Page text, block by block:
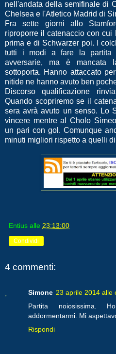
nell'andata della semifinale di
Chelsea e l'Atletico Madrid di
Fra sette giorni allo
riproporre il catenaccio con
prima e di Schwarzer poi. I
tutti i modi a fare la partita
avversarie, ma è mancata
sottoporta. Hanno attaccato
nitide ne hanno avuto ben
Discorso qualificazione
Quando scopriremo se il
sera avrà avuto un senso. Lo
vincere mentre al Cholo
un pari con gol. Comunque
minuti migliori rispetto a quelli
Entius alle 23:13:00
Condividi
4 commenti:
Simone 23 aprile 2014 alle
Partita noiosissima.
addormentarmi. Mi
Rispondi